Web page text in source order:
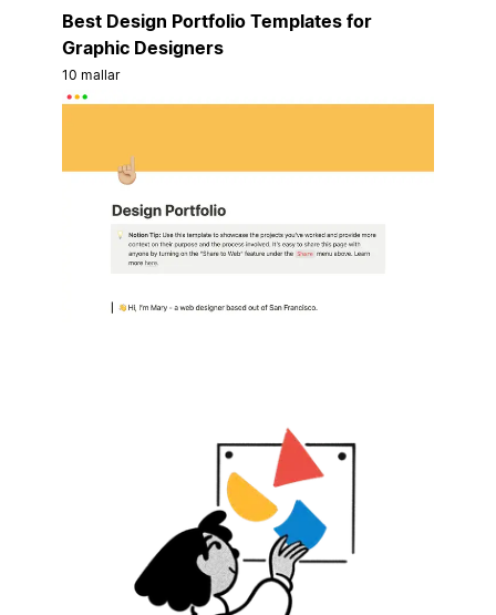
Best Design Portfolio Templates for
Graphic Designers
10 mallar